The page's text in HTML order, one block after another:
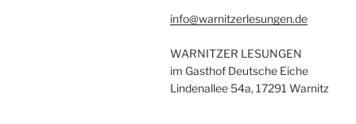
info@warnitzerlesungen.de
WARNITZER LESUNGEN
im Gasthof Deutsche Eiche
Lindenallee 54a, 17291 Warnitz